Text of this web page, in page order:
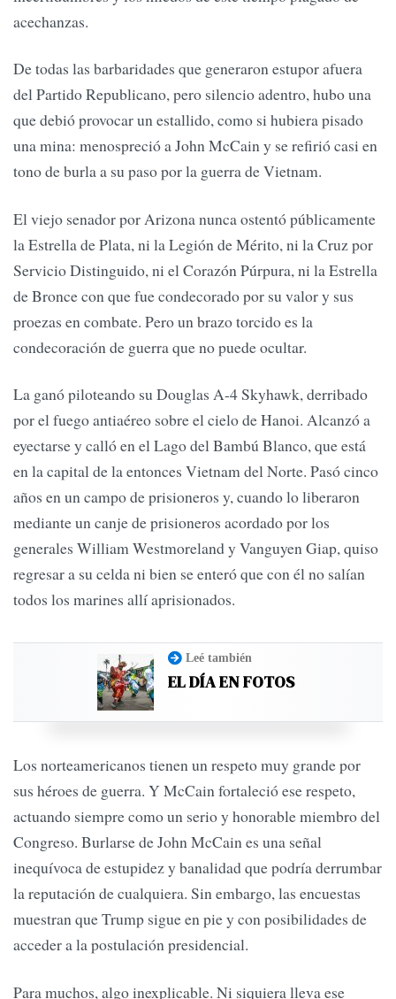
acechanzas.
De todas las barbaridades que generaron estupor afuera
del Partido Republicano, pero silencio adentro, hubo una
que debió provocar un estallido, como si hubiera pisado
una mina: menospreció a John McCain y se refirió casi en
tono de burla a su paso por la guerra de Vietnam.
El viejo senador por Arizona nunca ostentó públicamente
la Estrella de Plata, ni la Legión de Mérito, ni la Cruz por
Servicio Distinguido, ni el Corazón Púrpura, ni la Estrella
de Bronce con que fue condecorado por su valor y sus
proezas en combate. Pero un brazo torcido es la
condecoración de guerra que no puede ocultar.
La ganó piloteando su Douglas A-4 Skyhawk, derribado
por el fuego antiaéreo sobre el cielo de Hanoi. Alcanzó a
eyectarse y calló en el Lago del Bambú Blanco, que está
en la capital de la entonces Vietnam del Norte. Pasó cinco
años en un campo de prisioneros y, cuando lo liberaron
mediante un canje de prisioneros acordado por los
generales William Westmoreland y Vanguyen Giap, quiso
regresar a su celda ni bien se enteró que con él no salían
todos los marines allí aprisionados.
Leé también
EL DÍA EN FOTOS
Los norteamericanos tienen un respeto muy grande por
sus héroes de guerra. Y McCain fortaleció ese respeto,
actuando siempre como un serio y honorable miembro del
Congreso. Burlarse de John McCain es una señal
inequívoca de estupidez y banalidad que podría derrumbar
la reputación de cualquiera. Sin embargo, las encuestas
muestran que Trump sigue en pie y con posibilidades de
acceder a la postulación presidencial.
Para muchos, algo inexplicable. Ni siquiera lleva ese